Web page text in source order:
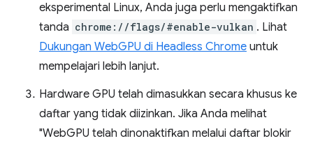
eksperimental Linux, Anda juga perlu mengaktifkan
tanda chrome://flags/#enable-vulkan . Lihat
Dukungan WebGPU di Headless Chrome untuk
mempelajari lebih lanjut.
Hardware GPU telah dimasukkan secara khusus ke
daftar yang tidak diizinkan. Jika Anda melihat
"WebGPU telah dinonaktifkan melalui daftar blokir